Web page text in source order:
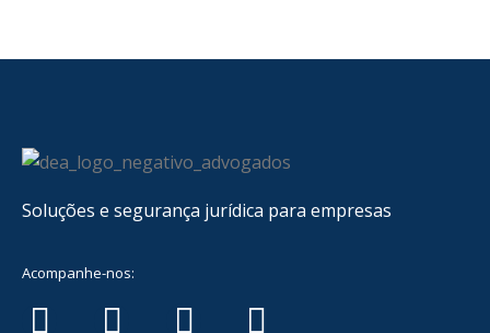
Soluções e segurança jurídica para empresas
Acompanhe-nos: